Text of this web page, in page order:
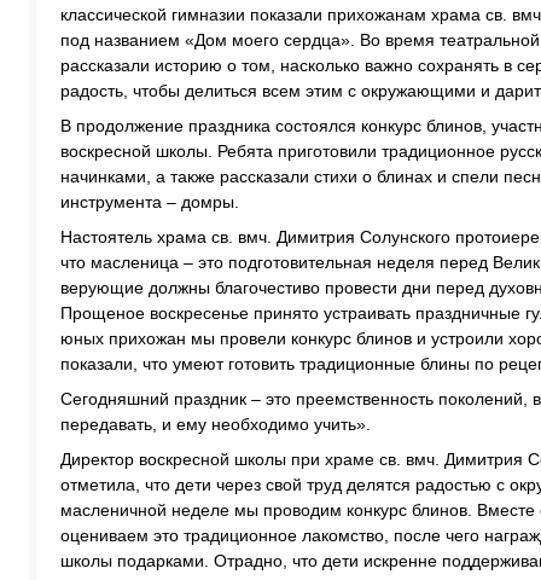
классической гимназии показали прихожанам храма св.
под названием «Дом моего сердца». Во время
рассказали историю о том, насколько важно сохранять в
радость, чтобы делиться всем этим с окружающими и
В продолжение праздника состоялся конкурс блинов,
воскресной школы. Ребята приготовили традиционное
начинками, а также рассказали стихи о блинах и спели
инструмента – домры.
Настоятель храма св. вмч. Димитрия Солунского
что масленица – это подготовительная неделя перед
верующие должны благочестиво провести дни перед
Прощеное воскресенье принято устраивать праздничные
юных прихожан мы провели конкурс блинов и устроили
показали, что умеют готовить традиционные блины по
Сегодняшний праздник – это преемственность поколений,
передавать, и ему необходимо учить».
Директор воскресной школы при храме св. вмч. Димитрия
отметила, что дети через свой труд делятся радостью с
масленичной неделе мы проводим конкурс блинов.
оцениваем это традиционное лакомство, после чего
школы подарками. Отрадно, что дети искренне